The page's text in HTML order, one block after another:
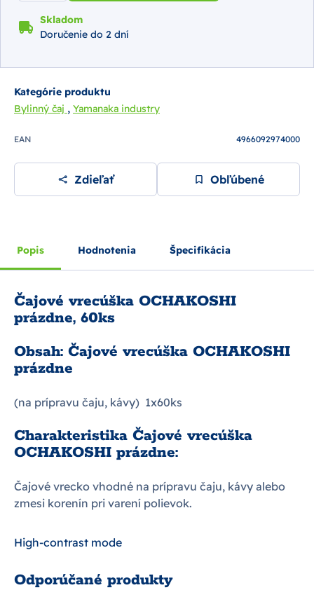
Skladom
Doručenie do 2 dní
Kategórie produktu
Bylinný čaj , Yamanaka industry
EAN 4966092974000
Zdieľať Obľúbené
Popis Hodnotenia Špecifikácia
Čajové vrecúška OCHAKOSHI
prázdne, 60ks
Obsah: Čajové vrecúška OCHAKOSHI
prázdne
(na prípravu čaju, kávy) 1x60ks
Charakteristika Čajové vrecúška
OCHAKOSHI prázdne:
Čajové vrecko vhodné na prípravu čaju, kávy alebo
zmesi korenín pri varení polievok.
High-contrast mode
Odporúčané produkty